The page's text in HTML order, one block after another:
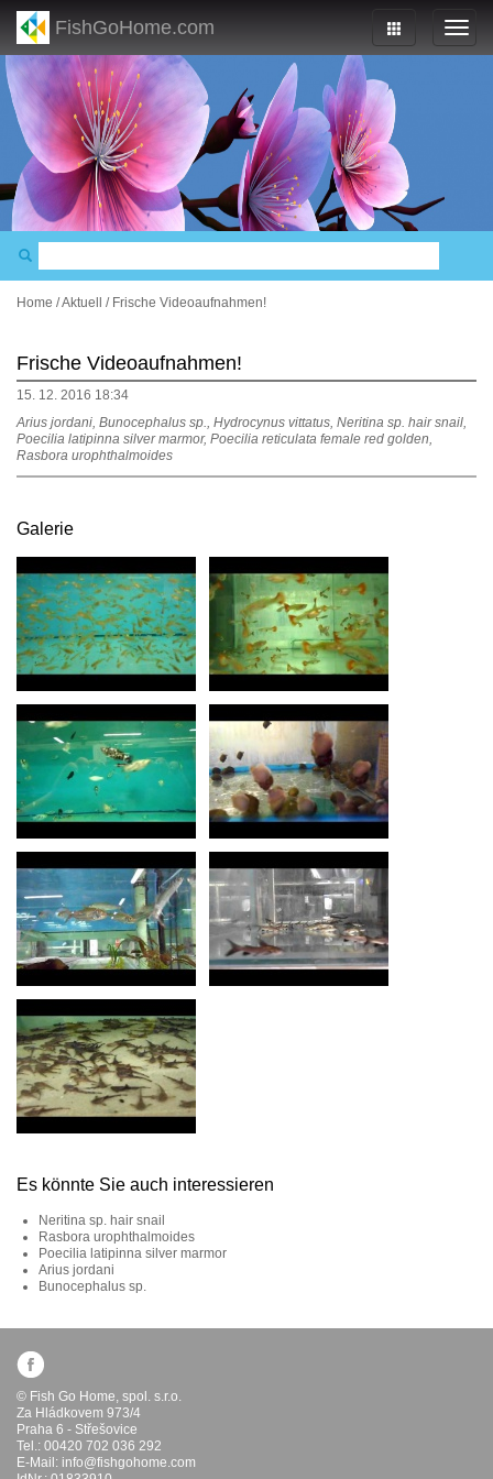
FishGoHome.com
Home /Aktuell / Frische Videoaufnahmen!
Frische Videoaufnahmen!
15. 12. 2016 18:34
Arius jordani, Bunocephalus sp., Hydrocynus vittatus, Neritina sp. hair snail,
Poecilia latipinna silver marmor, Poecilia reticulata female red golden,
Rasbora urophthalmoides
Galerie
Es könnte Sie auch interessieren
Neritina sp. hair snail
Rasbora urophthalmoides
Poecilia latipinna silver marmor
Arius jordani
Bunocephalus sp.
© Fish Go Home, spol. s.r.o.
Za Hládkovem 973/4
Praha 6 - Střešovice
Tel.: 00420 702 036 292
E-Mail: info@fishgohome.com